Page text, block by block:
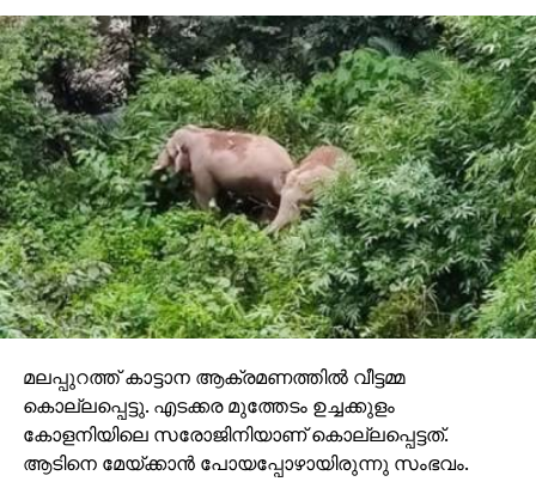
മലപ്പുറത്ത് കാട്ടാന ആക്രമണത്തില്‍ വീട്ടമ്മ
കൊല്ലപ്പെട്ടു. എടക്കര മുത്തേടം ഉച്ചക്കുളം
കോളനിയിലെ സരോജിനിയാണ് കൊല്ലപ്പെട്ടത്.
ആടിനെ മേയ്ക്കാന്‍ പോയപ്പോഴായിരുന്നു സംഭവം.